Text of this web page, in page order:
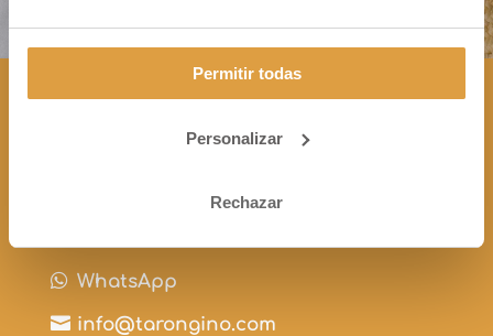
Permitir todas
Personalizar
Rechazar
CONTÁCTANOS
+34 963 172 344
 WhatsApp
 info@tarongino.com